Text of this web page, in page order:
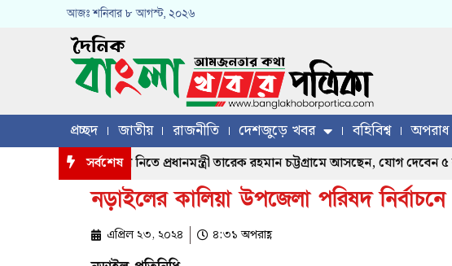
আজঃশনিবার ৮ আগস্ট, ২০২৬
প্রচ্ছদ জাতীয় রাজনীতি দেশজুড়ে খবর বহিবিশ্ব
সর্বশেষ
মানুষের খোঁজখবর নিতে প্রধানমন্ত্রী তারেক রহমান চট্টগ্রামে আসছেন, যোগ দেবেন ৫
নড়াইলের কালিয়া উপজেলা পরিষদ নির্বাচনে
এপ্রিল ২৩, ২০২৪ ৪:৩১ অপরাহ্ণ